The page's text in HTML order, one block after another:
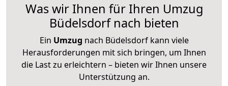
Was wir Ihnen für Ihren Umzug
Büdelsdorf nach bieten
Ein Umzug nach Büdelsdorf kann viele
Herausforderungen mit sich bringen, um Ihnen
die Last zu erleichtern – bieten wir Ihnen unsere
Unterstützung an.